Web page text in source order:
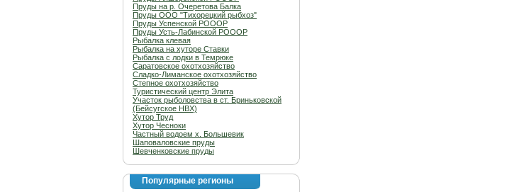
Пруды на р. Очеретова Балка
Пруды ООО "Тихорецкий рыбхоз"
Пруды Успенской РОООР
Пруды Усть-Лабинской РОООР
Рыбалка клевая
Рыбалка на хуторе Ставки
Рыбалка с лодки в Темрюке
Саратовское охотхозяйство
Сладко-Лиманское охотхозяйство
Степное охотхозяйство
Туристический центр Элита
Участок рыболовства в ст. Бриньковской
(Бейсугское НВХ)
Хутор Труд
Хутор Чесноки
Частный водоем х. Большевик
Шаповаловские пруды
Шевченковские пруды
Популярные регионы